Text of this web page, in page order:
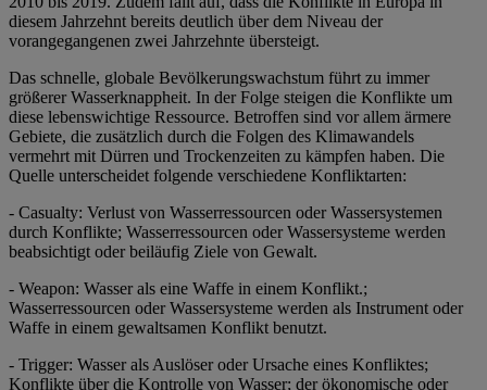
diesem Jahrzehnt bereits deutlich über dem Niveau der
vorangegangenen zwei Jahrzehnte übersteigt.
Das schnelle, globale Bevölkerungswachstum führt zu immer
größerer Wasserknappheit. In der Folge steigen die Konflikte um
diese lebenswichtige Ressource. Betroffen sind vor allem ärmere
Gebiete, die zusätzlich durch die Folgen des Klimawandels
vermehrt mit Dürren und Trockenzeiten zu kämpfen haben. Die
Quelle unterscheidet folgende verschiedene Konfliktarten:
- Casualty: Verlust von Wasserressourcen oder Wassersystemen
durch Konflikte; Wasserressourcen oder Wassersysteme werden
beabsichtigt oder beiläufig Ziele von Gewalt.
- Weapon: Wasser als eine Waffe in einem Konflikt.;
Wasserressourcen oder Wassersysteme werden als Instrument oder
Waffe in einem gewaltsamen Konflikt benutzt.
- Trigger: Wasser als Auslöser oder Ursache eines Konfliktes;
Konflikte über die Kontrolle von Wasser; der ökonomische oder